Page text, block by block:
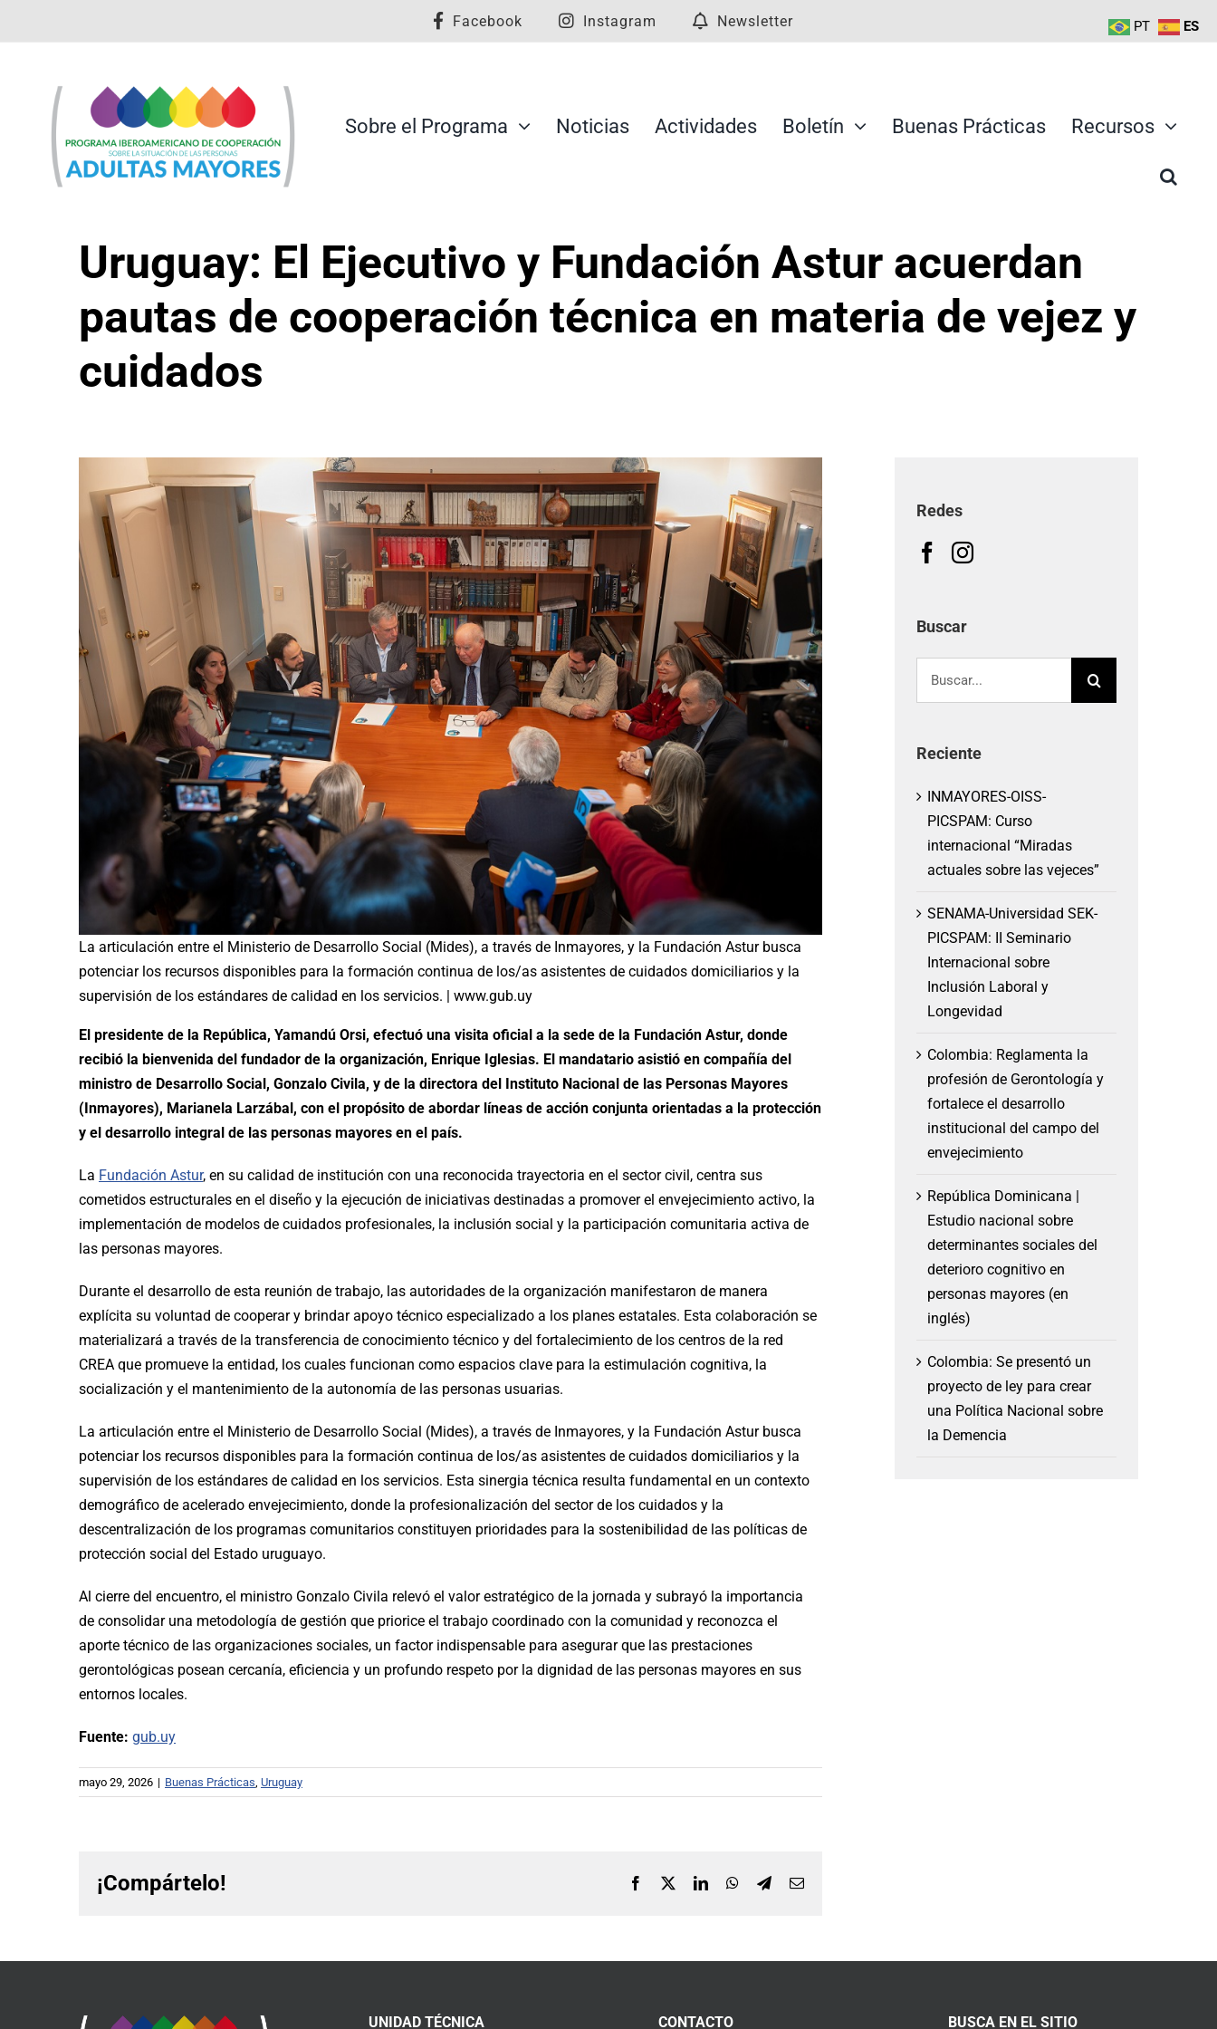
Facebook Instagram Newsletter
Sobre el Programa Noticias Actividades Boletín Buenas Prácticas Recursos
Uruguay: El Ejecutivo y Fundación Astur acuerdan
pautas de cooperación técnica en materia de vejez y
cuidados
La articulación entre el Ministerio de Desarrollo Social (Mides), a través de Inmayores, y la Fundación Astur busca
potenciar los recursos disponibles para la formación continua de los/as asistentes de cuidados domiciliarios y la
supervisión de los estándares de calidad en los servicios. | www.gub.uy
El presidente de la República, Yamandú Orsi, efectuó una visita oficial a la sede de la Fundación Astur, donde
recibió la bienvenida del fundador de la organización, Enrique Iglesias. El mandatario asistió en compañía del
ministro de Desarrollo Social, Gonzalo Civila, y de la directora del Instituto Nacional de las Personas Mayores
(Inmayores), Marianela Larzábal, con el propósito de abordar líneas de acción conjunta orientadas a la protección
y el desarrollo integral de las personas mayores en el país.
La Fundación Astur, en su calidad de institución con una reconocida trayectoria en el sector civil, centra sus
cometidos estructurales en el diseño y la ejecución de iniciativas destinadas a promover el envejecimiento activo, la
implementación de modelos de cuidados profesionales, la inclusión social y la participación comunitaria activa de
las personas mayores.
Durante el desarrollo de esta reunión de trabajo, las autoridades de la organización manifestaron de manera
explícita su voluntad de cooperar y brindar apoyo técnico especializado a los planes estatales. Esta colaboración se
materializará a través de la transferencia de conocimiento técnico y del fortalecimiento de los centros de la red
CREA que promueve la entidad, los cuales funcionan como espacios clave para la estimulación cognitiva, la
socialización y el mantenimiento de la autonomía de las personas usuarias.
La articulación entre el Ministerio de Desarrollo Social (Mides), a través de Inmayores, y la Fundación Astur busca
potenciar los recursos disponibles para la formación continua de los/as asistentes de cuidados domiciliarios y la
supervisión de los estándares de calidad en los servicios. Esta sinergia técnica resulta fundamental en un contexto
demográfico de acelerado envejecimiento, donde la profesionalización del sector de los cuidados y la
descentralización de los programas comunitarios constituyen prioridades para la sostenibilidad de las políticas de
protección social del Estado uruguayo.
Al cierre del encuentro, el ministro Gonzalo Civila relevó el valor estratégico de la jornada y subrayó la importancia
de consolidar una metodología de gestión que priorice el trabajo coordinado con la comunidad y reconozca el
aporte técnico de las organizaciones sociales, un factor indispensable para asegurar que las prestaciones
gerontológicas posean cercanía, eficiencia y un profundo respeto por la dignidad de las personas mayores en sus
entornos locales.
Fuente: gub.uy
mayo 29, 2026 | Buenas Prácticas, Uruguay
¡Compártelo! Facebook
X LinkedInWhatsApp
TelegramCorreo
Redes
Buscar
Reciente
INMAYORES-OISS-
PICSPAM: Curso
internacional “Miradas
actuales sobre las vejeces”
SENAMA-Universidad SEK-
PICSPAM: II Seminario
Internacional sobre
Inclusión Laboral y
Longevidad
Colombia: Reglamenta la
profesión de Gerontología y
fortalece el desarrollo
institucional del campo del
envejecimiento
República Dominicana |
Estudio nacional sobre
determinantes sociales del
deterioro cognitivo en
personas mayores (en
inglés)
Colombia: Se presentó un
proyecto de ley para crear
una Política Nacional sobre
la Demencia
UNIDAD TÉCNICA CONTACTO BUSCA EN EL SITIO
PT ES